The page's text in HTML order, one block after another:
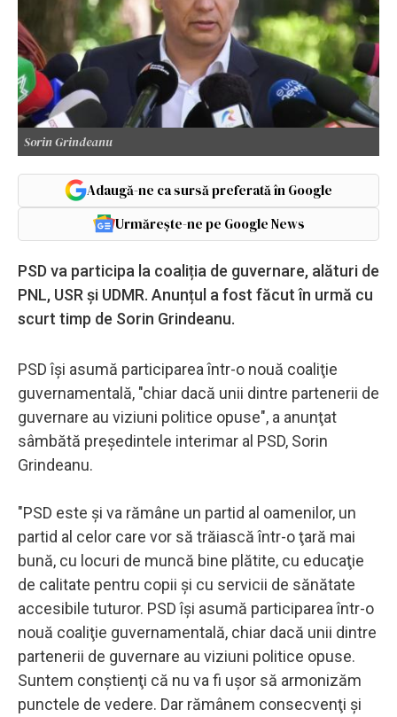
Sorin Grindeanu
Adaugă-ne ca sursă preferată în Google
Urmărește-ne pe Google News
PSD va participa la coaliția de guvernare, alături de
PNL, USR și UDMR. Anunțul a fost făcut în urmă cu
scurt timp de Sorin Grindeanu.
PSD îşi asumă participarea într-o nouă coaliţie
guvernamentală, "chiar dacă unii dintre partenerii de
guvernare au viziuni politice opuse", a anunţat
sâmbătă preşedintele interimar al PSD, Sorin
Grindeanu.
"PSD este şi va rămâne un partid al oamenilor, un
partid al celor care vor să trăiască într-o ţară mai
bună, cu locuri de muncă bine plătite, cu educaţie
de calitate pentru copii şi cu servicii de sănătate
accesibile tuturor. PSD îşi asumă participarea într-o
nouă coaliţie guvernamentală, chiar dacă unii dintre
partenerii de guvernare au viziuni politice opuse.
Suntem conştienţi că nu va fi uşor să armonizăm
punctele de vedere. Dar rămânem consecvenţi şi